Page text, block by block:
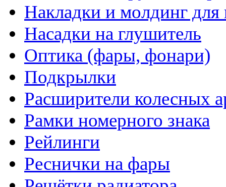
Накладки и молдинг для
Насадки на глушитель
Оптика (фары, фонари)
Подкрылки
Расширители колесных
Рамки номерного знака
Рейлинги
Реснички на фары